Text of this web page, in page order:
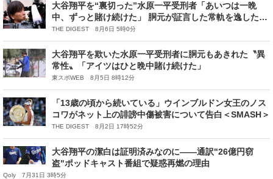
大谷翔平を“裏切った”水原一平受刑者「あいつは一晩
中、ずっと賭け続けた」 胴元が証言した常軌を逸したギ
ャンブル依存「完全に狂っていた」
THE DIGEST 8月6日 5時0分
大谷翔平を欺いた水原一平受刑者に胴元もあきれた〝異
常性〟「アイツはひと晩中賭け続けた」
東スポWEB 8月5日 8時12分
「13歳の頃から続いている」ウインブルドン女王のノス
コワがネット上の誹謗中傷被害について告白＜SMASH＞
THE DIGEST 8月2日 17時52分
大谷翔平の潔白は証明済みなのに——通訳"26億円窃
盗"ポッドキャスト番組で疑惑再燃の理由
Qoly 7月31日 3時5分